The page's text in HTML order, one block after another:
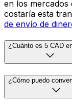
en los mercados
costaría esta
de envío de
¿Cuánto es 5 CAD
¿Cómo puedo